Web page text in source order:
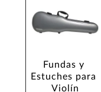
Fundas y
Estuches para
Violín